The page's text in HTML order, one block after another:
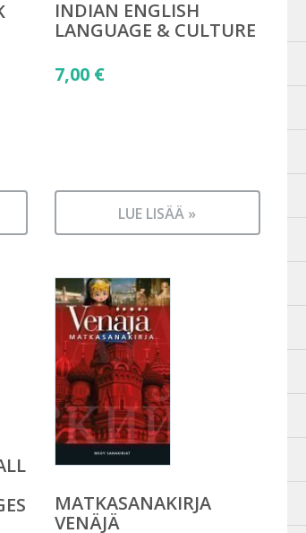
INDIAN ENGLISH
LANGUAGE & CULTURE
7,00 €
LUE LISÄÄ »
MATKASANAKIRJA
VENÄJÄ